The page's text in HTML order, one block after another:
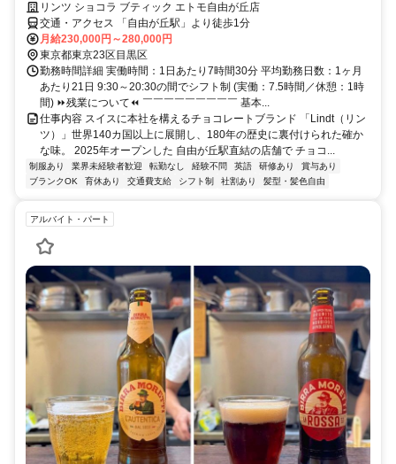
リンツ ショコラ ブティック エトモ自由が丘店
交通・アクセス 「自由が丘駅」より徒歩1分
月給230,000円～280,000円
東京都東京23区目黒区
勤務時間詳細 実働時間：1日あたり7時間30分 平均勤務日数：1ヶ月
あたり21日 9:30～20:30の間でシフト制 (実働：7.5時間／休憩：1時
間) ⏩残業について⏪ ￣￣￣￣￣￣￣￣￣ 基本...
仕事内容 スイスに本社を構えるチョコレートブランド 「Lindt（リン
ツ）」世界140カ国以上に展開し、180年の歴史に裏付けられた確か
な味。 2025年オープンした 自由が丘駅直結の店舗で チョコ...
制服あり 業界未経験者歓迎 転勤なし 経験不問 英語 研修あり
賞与あり
ブランクOK
育休あり 交通費支給 シフト制 社割あり 髪型・髪色自由
アルバイト・パート